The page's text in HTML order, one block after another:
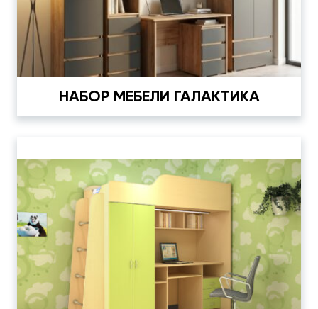
НАБОР МЕБЕЛИ ГАЛАКТИКА